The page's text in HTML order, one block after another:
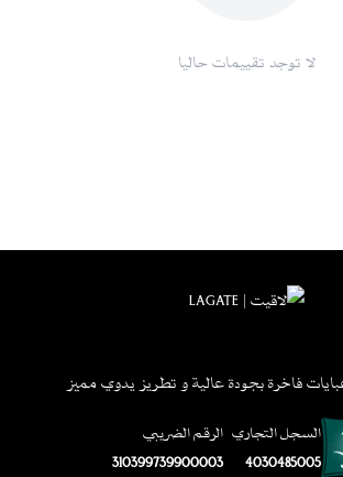
لا توجد تقييمات حاليا
فاخرة بجودة عالية و تطريز يدوي مميز
السجل التجاري
4030485005
الرقم الضريبي
310399739900003